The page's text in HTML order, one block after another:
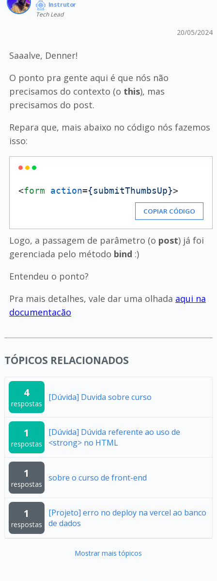
Instrutor
Tech Lead
20/05/2024
Saaalve, Denner!
O ponto pra gente aqui é que nós não
precisamos do contexto (o this), mas
precisamos do post.
Repara que, mais abaixo no código nós fazemos
isso:
<form action={submitThumbsUp}>
COPIAR CÓDIGO
Logo, a passagem de parâmetro (o post) já foi
gerenciada pelo método bind :)
Entendeu o ponto?
Pra mais detalhes, vale dar uma olhada aqui na
documentacão
TÓPICOS RELACIONADOS
4
respostas
[Dúvida] Duvida sobre curso
1
respostas
[Dúvida] Dúvida referente ao uso de
<strong> no HTML
1
respostas
sobre o curso de front-end
1
respostas
[Projeto] erro no deploy na vercel ao banco
de dados
Mostrar mais tópicos